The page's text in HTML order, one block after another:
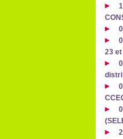
23